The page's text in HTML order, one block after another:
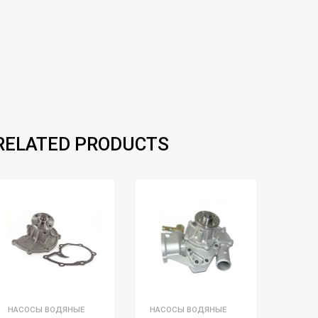
PRODUCTS
НАСОСЫ ВОДЯНЫЕ
НАСОСЫ ВОДЯНЫЕ